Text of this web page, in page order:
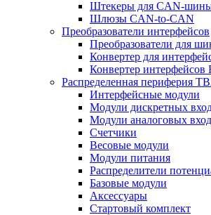
Штекеры для CAN-
Шлюзы CAN-to-CAN
Преобразователи интерфейсов
Преобразователи для
Конвертер для
Конвертер интерфейсов
Распределенная периферия
Интерфейсные модули
Модули дискретных
Модули аналоговых
Счетчики
Весовые модули
Модули питания
Распределители
Базовые модули
Аксесcуары
Стартовый комплект